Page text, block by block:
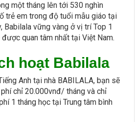
một tháng lên tới 530 nghìn
trẻ em trong độ tuổi mẫu giáo tại
Babilala vững vàng ở vị trí Top 1
quan tâm nhất tại Việt Nam.
hoạt Babilala
Anh tại nhà BABILALA, bạn sẽ
chỉ 20.000vnđ/ tháng và chỉ
1 tháng học tại Trung tâm bình